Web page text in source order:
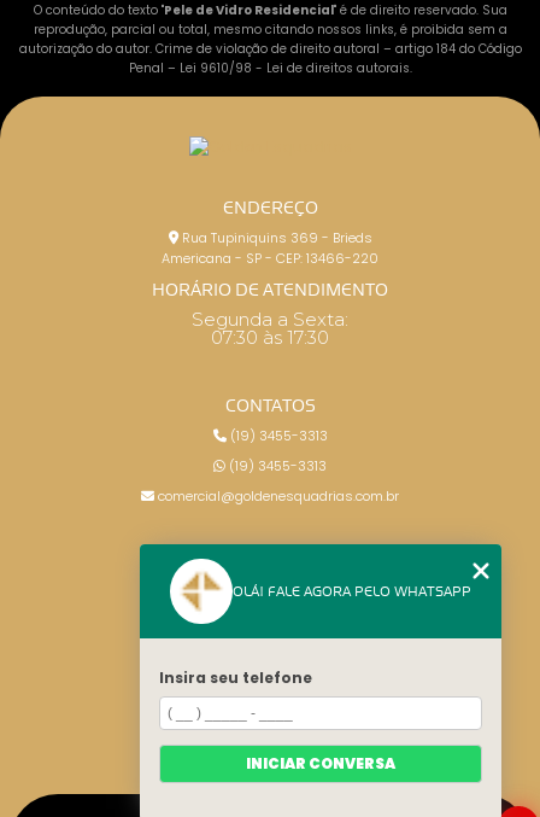
O conteúdo do texto "Pele de Vidro Residencial" é de direito reservado. Sua
reprodução, parcial ou total, mesmo citando nossos links, é proibida sem a
autorização do autor. Crime de violação de direito autoral – artigo 184 do Código
Penal – Lei 9610/98 - Lei de direitos autorais.
ENDEREÇO
Rua Tupiniquins 369 - Brieds
Americana - SP - CEP: 13466-220
HORÁRIO DE ATENDIMENTO
Segunda a Sexta:
07:30 às 17:30
CONTATOS
(19) 3455-3313
(19) 3455-3313
comercial@goldenesquadrias.com.br
HOME
CATEGORIAS
MAPA DO SITE
OLÁ! FALE AGORA PELO WHATSAPP
Insira seu telefone
INICIAR CONVERSA